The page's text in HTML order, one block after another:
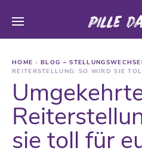
HOME › BLOG –
REITERSTELLUNG: SO WIRD SIE
sie toll für